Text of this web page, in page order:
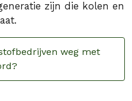
zijn die kolen en
weg met